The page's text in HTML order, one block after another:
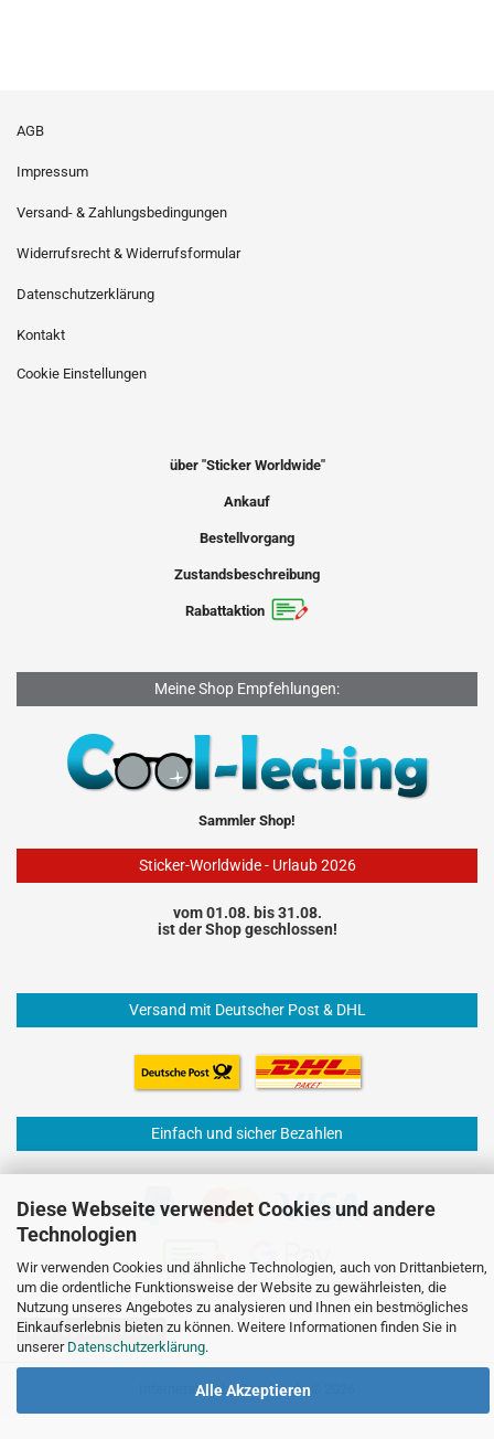
Diese Webseite verwendet Cookies und andere
Technologien
Wir verwenden Cookies und ähnliche Technologien, auch von Drittanbietern,
um die ordentliche Funktionsweise der Website zu gewährleisten, die
Nutzung unseres Angebotes zu analysieren und Ihnen ein bestmögliches
Einkaufserlebnis bieten zu können. Weitere Informationen finden Sie in
unserer Datenschutzerklärung.
Alle Akzeptieren
AGB
Impressum
Versand- & Zahlungsbedingungen
Widerrufsrecht & Widerrufsformular
Datenschutzerklärung
Kontakt
Cookie Einstellungen
über "Sticker Worldwide"
Ankauf
Bestellvorgang
Zustandsbeschreibung
Rabattaktion
Meine Shop Empfehlungen:
Sammler Shop!
Sticker-Worldwide - Urlaub 2026
vom 01.08. bis 31.08.
ist der Shop geschlossen!
Versand mit Deutscher Post & DHL
Einfach und sicher Bezahlen
Vertrag widerrufen
Internetshopby Gambio.de © 2026